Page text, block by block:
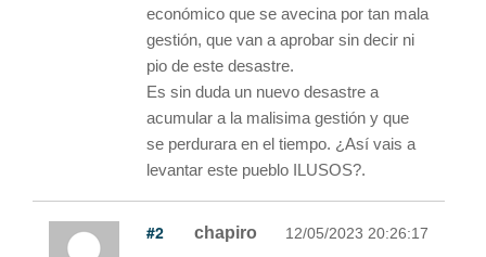
económico que se avecina por tan mala
gestión, que van a aprobar sin decir ni
pio de este desastre.
Es sin duda un nuevo desastre a
acumular a la malisima gestión y que
se perdurara en el tiempo. ¿Así vais a
levantar este pueblo ILUSOS?.
#2 chapiro 12/05/2023 20:26:17